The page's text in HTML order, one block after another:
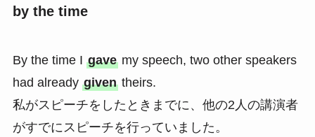
by the time
By the time I gavemy speech, two other speakers
had already giventheirs.
私がスピーチをしたときまでに、他の2人の講演者
がすでにスピーチを行っていました。